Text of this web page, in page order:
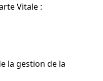
Vitale :
la gestion de la